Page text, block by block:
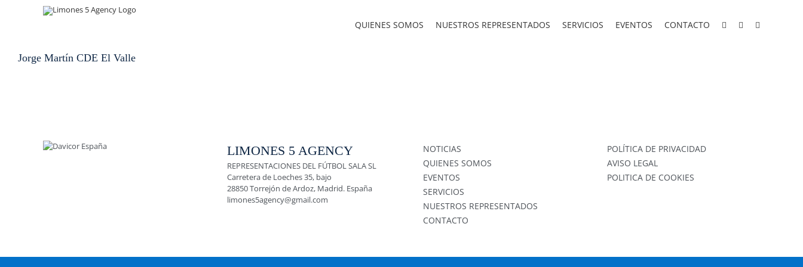
QUIENES SOMOS NUESTROS REPRESENTADOS SERVICIOS EVENTOS CONTACTO
Jorge Martín CDE El Valle
LIMONES 5 AGENCY
REPRESENTACIONES DEL FÚTBOL SALA SL
Carretera de Loeches 35, bajo
28850 Torrejón de Ardoz, Madrid. España
limones5agency@gmail.com
NOTICIAS
QUIENES SOMOS
EVENTOS
SERVICIOS
NUESTROS REPRESENTADOS
CONTACTO
POLÍTICA DE PRIVACIDAD
AVISO LEGAL
POLITICA DE COOKIES